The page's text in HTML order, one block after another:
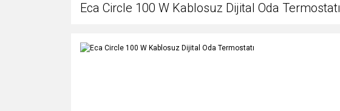
Eca Circle 100 W Kablosuz Dijital Oda Termostatı